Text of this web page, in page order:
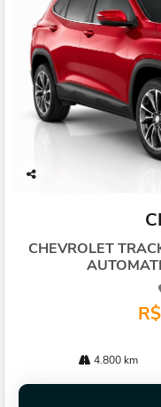
CHEVROLET
4.800 km